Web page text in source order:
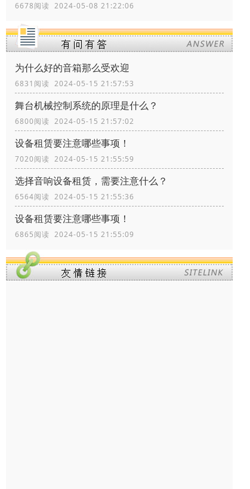
6678阅读 2024-05-08 21:22:06
为什么好的音箱那么受欢迎
6831阅读 2024-05-15 21:57:53
舞台机械控制系统的原理是什么？
6800阅读 2024-05-15 21:57:02
设备租赁要注意哪些事项！
7020阅读 2024-05-15 21:55:59
选择音响设备租赁，需要注意什么？
6564阅读 2024-05-15 21:55:36
设备租赁要注意哪些事项！
6865阅读 2024-05-15 21:55:09